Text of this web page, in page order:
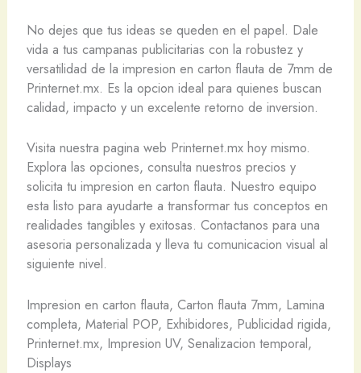
No dejes que tus ideas se queden en el papel. Dale
vida a tus campanas publicitarias con la robustez y
versatilidad de la impresion en carton flauta de 7mm de
Printernet.mx. Es la opcion ideal para quienes buscan
calidad, impacto y un excelente retorno de inversion.
Visita nuestra pagina web Printernet.mx hoy mismo.
Explora las opciones, consulta nuestros precios y
solicita tu impresion en carton flauta. Nuestro equipo
esta listo para ayudarte a transformar tus conceptos en
realidades tangibles y exitosas. Contactanos para una
asesoria personalizada y lleva tu comunicacion visual al
siguiente nivel.
Impresion en carton flauta, Carton flauta 7mm, Lamina
completa, Material POP, Exhibidores, Publicidad rigida,
Printernet.mx, Impresion UV, Senalizacion temporal,
Displays